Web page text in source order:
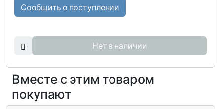
Сообщить о поступлении
Нет в наличии
Вместе с этим товаром
покупают